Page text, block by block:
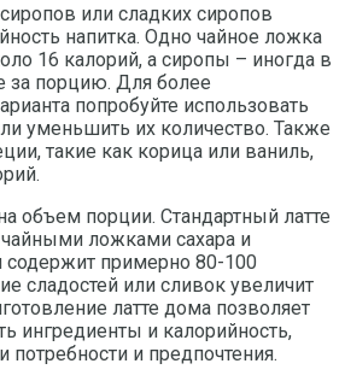
или сладких сиропов
напитка. Одно чайное ложка
16 калорий, а сиропы – иногда в
за порцию. Для более
попробуйте использовать
уменьшить их количество. Также
такие как корица или ваниль,
объем порции. Стандартный латте
ложками сахара и
примерно 80-100
сладостей или сливок увеличит
латте дома позволяет
ингредиенты и калорийность,
потребности и предпочтения.